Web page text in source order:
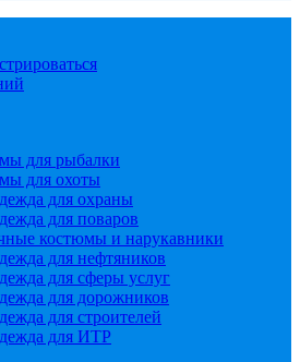
для рыбалки
для охоты
для охраны
для поваров
костюмы и нарукавники
для нефтяников
для сферы услуг
для дорожников
для строителей
для ИТР